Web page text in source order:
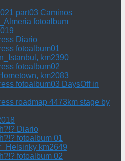
part03 Caminos
fotoalbum
Diario
fotoalbum01
km2390
fotoalbum02
km2083
fotoalbum03 DaysOff in
roadmap 4473km stage by
Diario
fotoalbum 01
km2649
fotoalbum 02